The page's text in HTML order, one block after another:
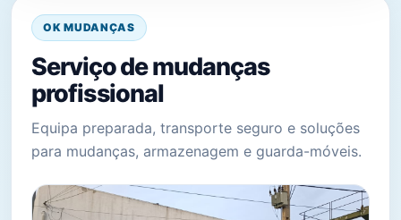
OK MUDANÇAS
Serviço de mudanças
profissional
Equipa preparada, transporte seguro e soluções
para mudanças, armazenagem e guarda-móveis.